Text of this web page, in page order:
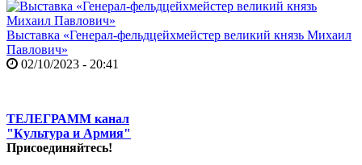
Выставка «Генерал-фельдцейхмейстер великий князь Михаил
Павлович»
02/10/2023 - 20:41
ТЕЛЕГРАММ канал
"Культура и Армия"
Присоединяйтесь!